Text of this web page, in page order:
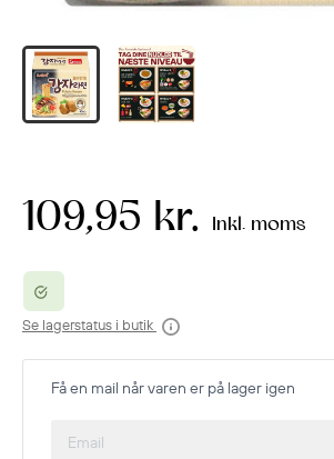
109,95 kr. Inkl. moms
Se lagerstatus i butik
Få en mail når varen er på lager igen